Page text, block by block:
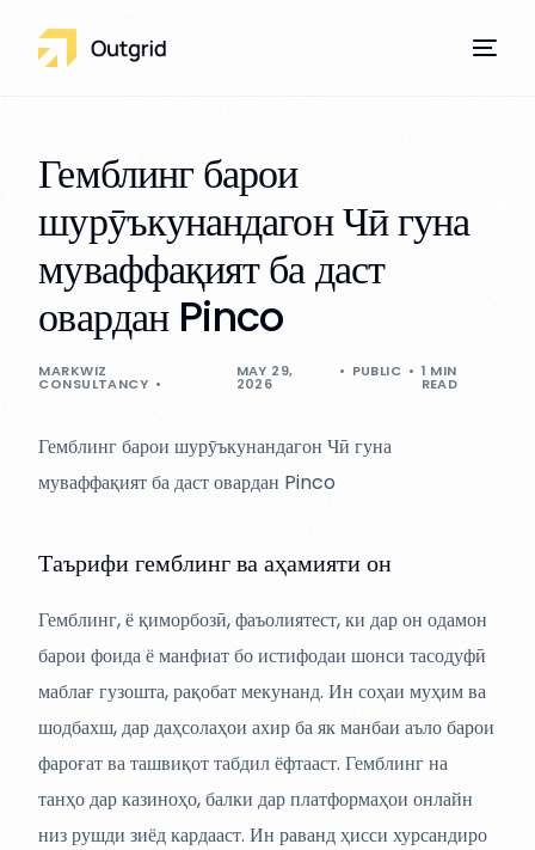
Гемблинг барои
шурӯъкунандагон Чӣ гуна
муваффақият ба даст
овардан Pinco
MARKWIZ
CONSULTANCY
MAY 29,
2026
PUBLIC 1 MIN
READ
Гемблинг барои шурӯъкунандагон Чӣ гуна
муваффақият ба даст овардан Pinco
Таърифи гемблинг ва аҳамияти он
Гемблинг, ё қиморбозӣ, фаъолиятест, ки дар он одамон
барои фоида ё манфиат бо истифодаи шонси тасодуфӣ
маблағ гузошта, рақобат мекунанд. Ин соҳаи муҳим ва
шодбахш, дар даҳсолаҳои ахир ба як манбаи аъло барои
фароғат ва ташвиқот табдил ёфтааст. Гемблинг на
танҳо дар казиноҳо, балки дар платформаҳои онлайн
низ рушди зиёд кардааст. Ин раванд ҳисси хурсандиро
Our Services